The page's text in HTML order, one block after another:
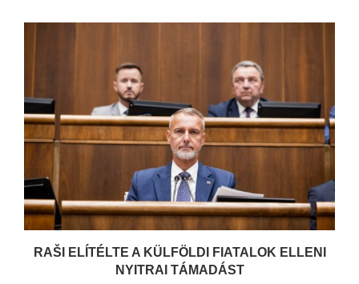
RAŠI ELÍTÉLTE A KÜLFÖLDI FIATALOK ELLENI
NYITRAI TÁMADÁST